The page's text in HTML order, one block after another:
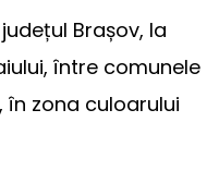
Brașov, la
între comunele
în zona culoarului